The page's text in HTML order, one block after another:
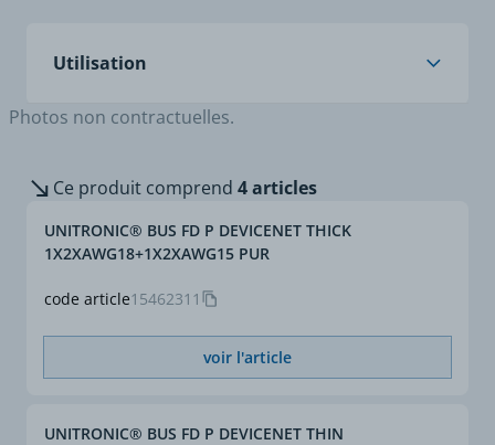
Utilisation
Applications
DeviceNet relie les
appareils industriels, par
ex. capteurs fin de
course, commutateurs
fréquence et commandes
d'automates
programmables, etc.
Photos non contractuelles.
Ce produit comprend 4 articles
code article15462311
UNITRONIC® BUS FD P DEVICENET THICK
1X2XAWG18+1X2XAWG15 PUR
voir l'article
UNITRONIC® BUS FD P DEVICENET THIN